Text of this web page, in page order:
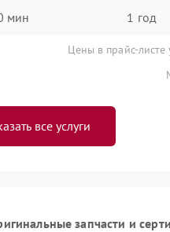
мин 1 год
Цены в прайс-листе
все услуги
запчасти и